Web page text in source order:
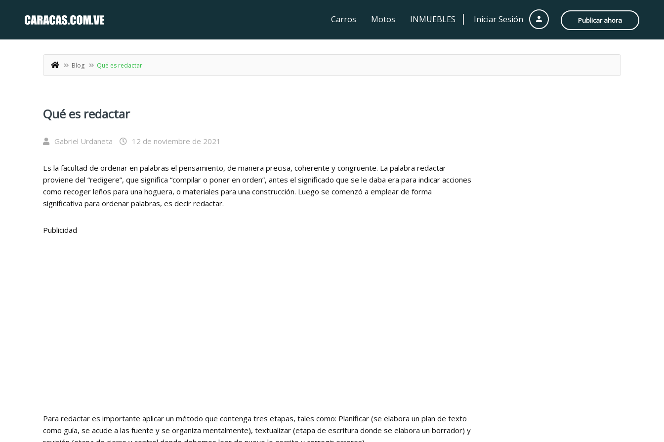
Iniciar Sesión Publicar ahora
Carros Motos INMUEBLES
Blog Qué es redactar
Qué es redactar
Gabriel Urdaneta 12 de noviembre de 2021
Es la facultad de ordenar en palabras el pensamiento, de manera precisa, coherente y congruente. La palabra redactar
proviene del “redigere”, que significa “compilar o poner en orden”, antes el significado que se le daba era para indicar acciones
como recoger leños para una hoguera, o materiales para una construcción. Luego se comenzó a emplear de forma
significativa para ordenar palabras, es decir redactar.
Publicidad
Para redactar es importante aplicar un método que contenga tres etapas, tales como: Planificar (se elabora un plan de texto
como guía, se acude a las fuente y se organiza mentalmente), textualizar (etapa de escritura donde se elabora un borrador) y